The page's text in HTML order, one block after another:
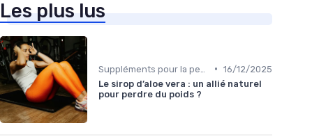
Les plus lus
• 16/12/2025
Le sirop d’aloe vera : un allié naturel
pour perdre du poids ?